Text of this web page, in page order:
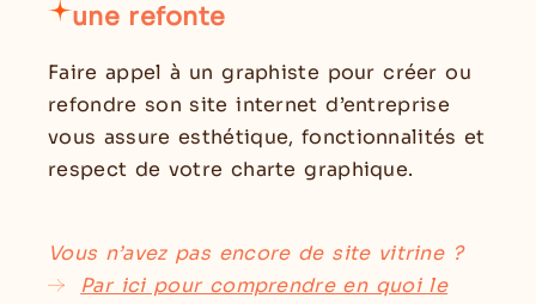
une refonte
Faire appel à un graphiste pour créer ou
refondre son site internet d’entreprise
vous assure esthétique, fonctionnalités et
respect de votre charte graphique.
Vous n’avez pas encore de site vitrine ?
Par ici pour comprendre en quoi le